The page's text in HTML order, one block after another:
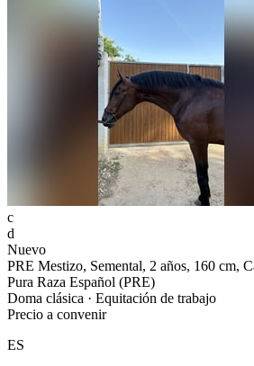
c
d
Nuevo
PRE Mestizo, Semental, 2 años, 160 cm,
Pura Raza Español (PRE)
Doma clásica · Equitación de trabajo
Precio a convenir
ES